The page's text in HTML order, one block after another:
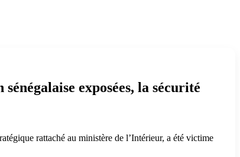
exposées, la sécurité
rattaché au ministère de l’Intérieur, a été victime